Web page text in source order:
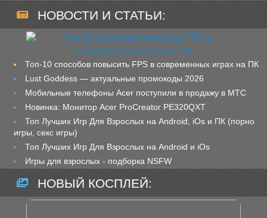
НОВОСТИ И СТАТЬИ:
Топ-10 способов повысить FPS в современных играх на ПК
Lust Goddess — актуальные промокоды 2026
Мобильные телефоны Acer поступили в продажу в МТС
Новинка: Монитор Acer ProCreator PE320QXT
Топ Лучших Игр Для Взрослых на Android, iOs и ПК (порно
игры, секс игры)
Топ Лучших Игр Для Взрослых на Android и iOs
Игры для взрослых - подборка NSFW
НОВЫЙ КОСПЛЕЙ: